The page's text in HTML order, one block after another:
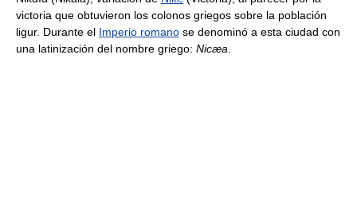
victoria que obtuvieron los colonos griegos sobre la población
ligur. Durante el Imperio romano se denominó a esta ciudad con
una latinización del nombre griego: Nicæa